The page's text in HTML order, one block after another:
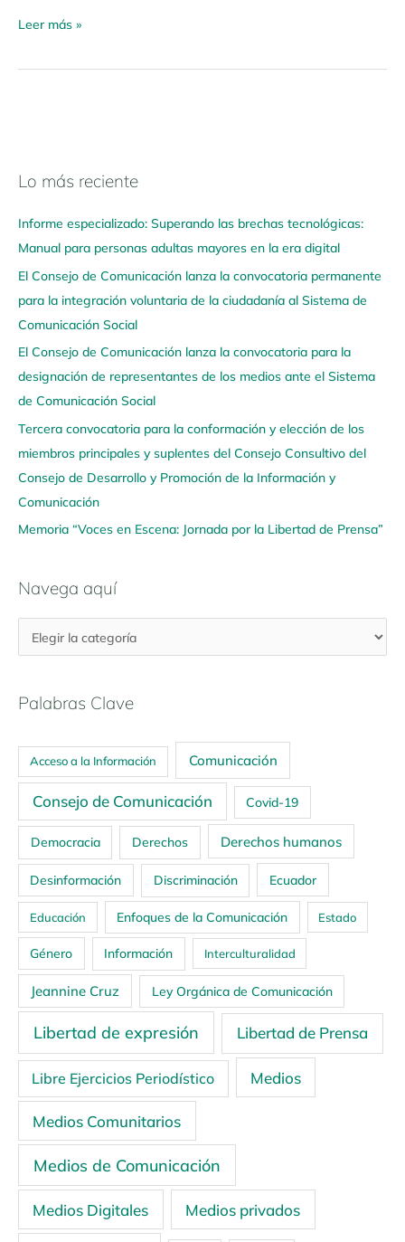
Leer más »
Lo más reciente
Informe especializado: Superando las brechas tecnológicas:
Manual para personas adultas mayores en la era digital
El Consejo de Comunicación lanza la convocatoria permanente
para la integración voluntaria de la ciudadanía al Sistema de
Comunicación Social
El Consejo de Comunicación lanza la convocatoria para la
designación de representantes de los medios ante el Sistema
de Comunicación Social
Tercera convocatoria para la conformación y elección de los
miembros principales y suplentes del Consejo Consultivo del
Consejo de Desarrollo y Promoción de la Información y
Comunicación
Memoria “Voces en Escena: Jornada por la Libertad de Prensa”
Navega aquí
N
v
e
g
a
a
q
u
í
Palabras Clave
Acceso a la Información Comunicación
Consejo de Comunicación Covid-19
Democracia Derechos Derechos humanos
Desinformación Discriminación Ecuador
Educación Enfoques de la Comunicación Estado
Género Información Interculturalidad
Jeannine Cruz Ley Orgánica de Comunicación
Libertad de expresión Libertad de Prensa
Libre Ejercicios Periodístico Medios
Medios Comunitarios
Medios de Comunicación
Medios Digitales Medios privados